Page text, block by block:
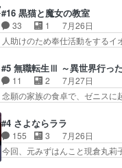
カノGirlfrien… 『アイドル伝
ー』にて「ア… 安木路佐ウル
したクォリ…
美咲さんと言えば幼女！アイ
目的の為には人命も軽視する
キルが揃う。広い墓を捜索
なおどろおどろしいエピソ
レベのアニメ制作を日本に奪
る、もう騙し討ちは出来な…
見ると一杯で怖いな。ア…
#16 黒猫と魔女の教室
33 1
7月26日
人助けのため奉仕活動をす
とカストルの共通点は、魔法
大群て…住民から迷惑がられ
ングor進撃の巨人牡羊座の
オ・カストルという組み合
みかたが雑になってきてるな
怖がりやったかあスピカな…
新たな依頼サブタイトル…
#5 無職転生Ⅲ ～異世界行っ
11 2
7月27日
念願の家族の食卓で、ゼニ
ナリーゼの悪魔の囁きwクリ
囁きやめてくださいwおい、
感情が出てきてて良い方向
ABEMAで視聴しました。視
#4 さよならララ
155 3
7月26日
今回、元みずはんこと現倉